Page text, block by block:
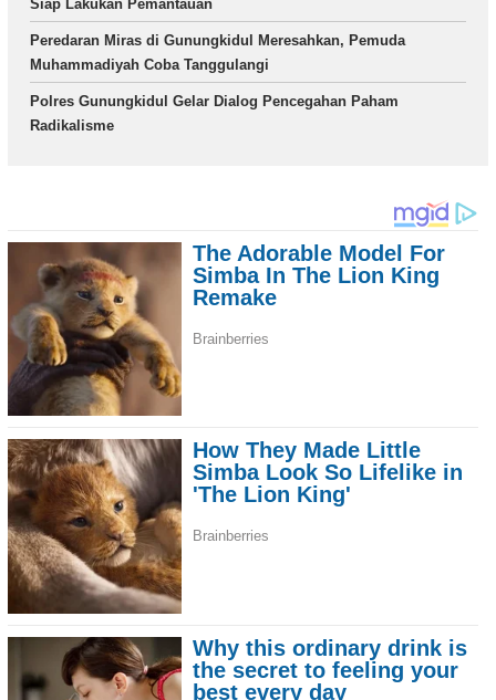
Siap Lakukan Pemantauan
Peredaran Miras di Gunungkidul Meresahkan, Pemuda
Muhammadiyah Coba Tanggulangi
Polres Gunungkidul Gelar Dialog Pencegahan Paham
Radikalisme